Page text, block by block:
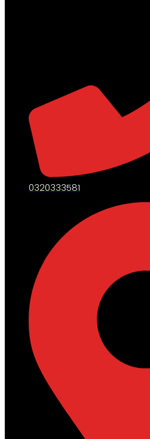
0320333581